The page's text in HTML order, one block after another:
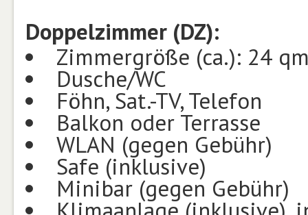
Doppelzimmer (DZ):
Zimmergröße (ca.): 24
Dusche/WC
Föhn, Sat.-TV, Telefon
Balkon oder Terrasse
WLAN (gegen Gebühr)
Safe (inklusive)
Minibar (gegen Gebühr)